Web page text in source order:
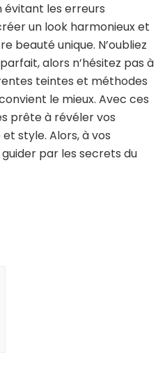
évitant les erreurs
un look harmonieux et
beauté unique. N’oubliez
alors n’hésitez pas à
teintes et méthodes
le mieux. Avec ces
prête à révéler vos
style. Alors, à vos
par les secrets du